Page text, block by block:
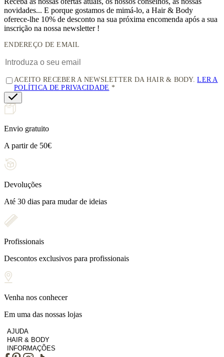
novidades... E porque gostamos de mimá-lo, a Hair & Body
oferece-lhe 10% de desconto na sua próxima encomenda após a sua
inscrição na nossa newsletter !
ENDEREÇO DE EMAIL
ACEITO RECEBER A NEWSLETTER DA HAIR & BODY.LER A
POLÍTICA DE PRIVACIDADE
Envio gratuito
A partir de 50€
Devoluções
Até 30 dias para mudar de ideias
Profissionais
Descontos exclusivos para profissionais
Venha nos conhecer
Em uma das nossas lojas
AJUDA
HAIR & BODY
INFORMAÇÕES